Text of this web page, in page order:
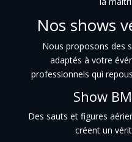
Nos shows
Nous proposons des
adaptés à votre
professionnels qui
Show
Des sauts et figures
créent un